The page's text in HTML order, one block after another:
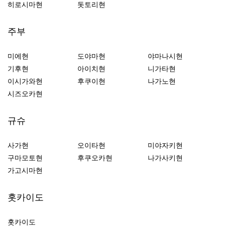
히로시마현
돗토리현
주부
미에현 도야마현
야마나시현
기후현
아이치현
니가타현
이시가와현
후쿠이현
나가노현
시즈오카현
규슈
사가현 오이타현
미야자키현
구마모토현
후쿠오카현
나가사키현
가고시마현
홋카이도
홋카이도